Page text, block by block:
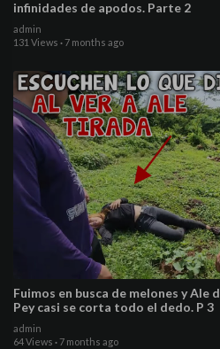
infinidades de apodos. Parte 2
admin
131 Views ·7 months ago
Fuimos en busca de melones y Ale
Pey casi se corta todo el dedo. P 3
admin
64 Views ·7 months ago